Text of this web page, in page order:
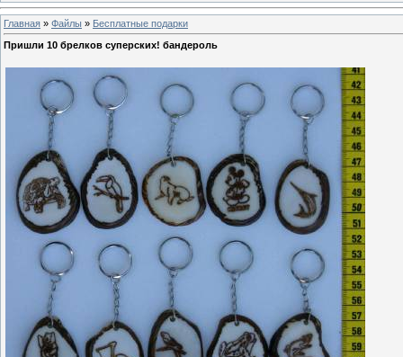
Главная » Файлы » Бесплатные подарки
Пришли 10 брелков суперских! бандероль